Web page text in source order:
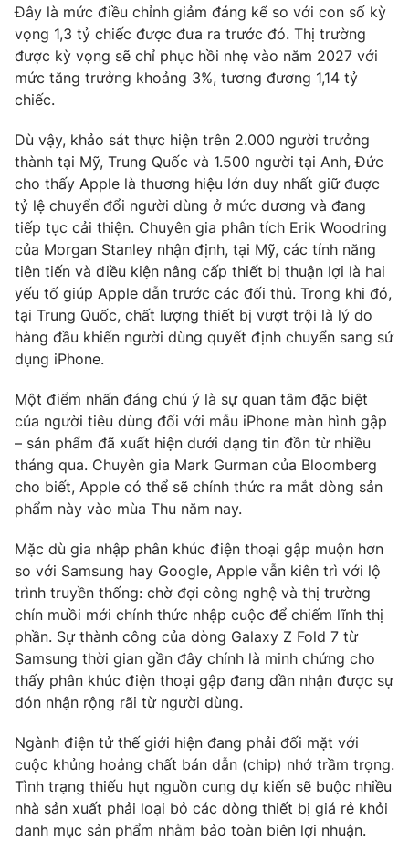
Emagazine Podcast
Photo Infographic
VTV Money VTV Thể thao
VTV Sức khoẻ Bất động sản
Thị trường 24h Tấm lòng Việt
VTV4 Vươn mình bằng AI
Liên hệ tòa soạn English
Theo dõi báo trên
Cơ quan chủ quản: Đài Truyền hình Việt Nam
Cơ quan báo chí: Thời báo VTV
cấp ngày 29/12/2023
Tổng Biên tập:Vũ Thanh Thủy
Phó Tổng Biên tập:Nguyễn Thị Mỹ Hạnh, Phạm Quốc Thắng,
Nguyễn Trọng Ninh
Tổng đài VTV:024.38 355 931 - 024.38 355 932
Đây là mức điều chỉnh giảm đáng kể so với con số kỳ
vọng 1,3 tỷ chiếc được đưa ra trước đó. Thị trường
được kỳ vọng sẽ chỉ phục hồi nhẹ vào năm 2027 với
mức tăng trưởng khoảng 3%, tương đương 1,14 tỷ
chiếc.
Dù vậy, khảo sát thực hiện trên 2.000 người trưởng
thành tại Mỹ, Trung Quốc và 1.500 người tại Anh, Đức
cho thấy Apple là thương hiệu lớn duy nhất giữ được
tỷ lệ chuyển đổi người dùng ở mức dương và đang
tiếp tục cải thiện. Chuyên gia phân tích Erik Woodring
của Morgan Stanley nhận định, tại Mỹ, các tính năng
tiên tiến và điều kiện nâng cấp thiết bị thuận lợi là hai
yếu tố giúp Apple dẫn trước các đối thủ. Trong khi đó,
tại Trung Quốc, chất lượng thiết bị vượt trội là lý do
hàng đầu khiến người dùng quyết định chuyển sang sử
dụng iPhone.
Một điểm nhấn đáng chú ý là sự quan tâm đặc biệt
của người tiêu dùng đối với mẫu iPhone màn hình gập
– sản phẩm đã xuất hiện dưới dạng tin đồn từ nhiều
tháng qua. Chuyên gia Mark Gurman của Bloomberg
cho biết, Apple có thể sẽ chính thức ra mắt dòng sản
phẩm này vào mùa Thu năm nay.
Mặc dù gia nhập phân khúc điện thoại gập muộn hơn
so với Samsung hay Google, Apple vẫn kiên trì với lộ
trình truyền thống: chờ đợi công nghệ và thị trường
chín muồi mới chính thức nhập cuộc để chiếm lĩnh thị
phần. Sự thành công của dòng Galaxy Z Fold 7 từ
Samsung thời gian gần đây chính là minh chứng cho
thấy phân khúc điện thoại gập đang dần nhận được sự
đón nhận rộng rãi từ người dùng.
Ngành điện tử thế giới hiện đang phải đối mặt với
cuộc khủng hoảng chất bán dẫn (chip) nhớ trầm trọng.
Tình trạng thiếu hụt nguồn cung dự kiến sẽ buộc nhiều
nhà sản xuất phải loại bỏ các dòng thiết bị giá rẻ khỏi
danh mục sản phẩm nhằm bảo toàn biên lợi nhuận.